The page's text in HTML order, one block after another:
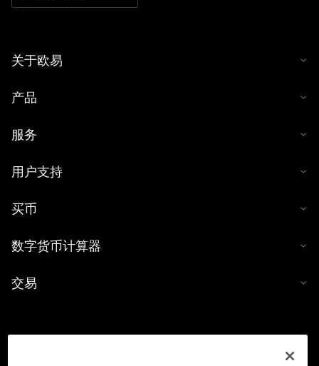
关于欧易
产品
服务
用户支持
买币
数字货币计算器
交易